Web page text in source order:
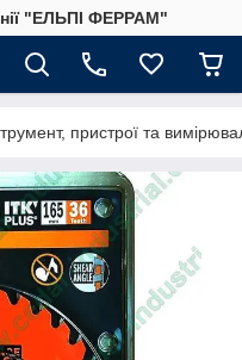
"ЕЛЬПІ ФЕРРАМ"
пристрої та